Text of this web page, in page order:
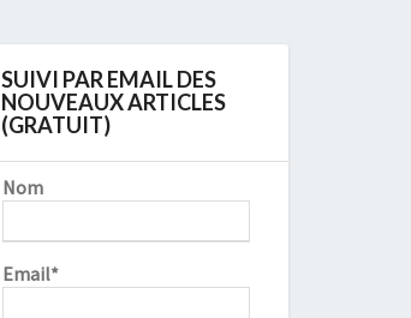
SUIVI PAR EMAIL DES
NOUVEAUX ARTICLES
(GRATUIT)
Nom
Email*